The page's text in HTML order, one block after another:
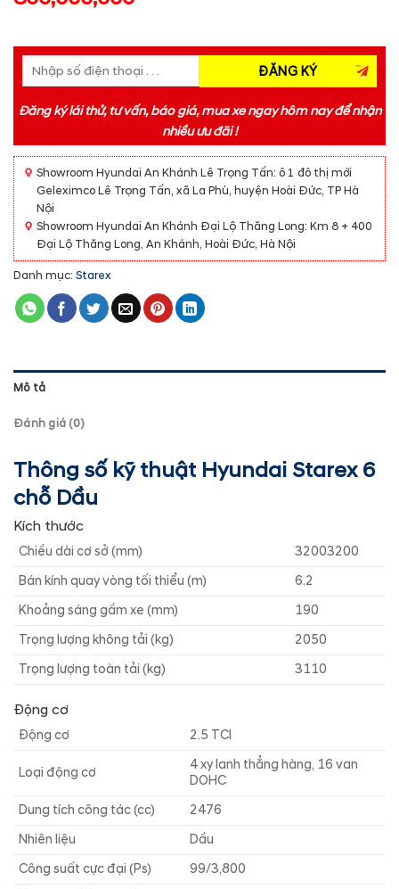
Đăng ký lái thử, tư vấn, báo giá, mua xe ngay hôm nay để nhận
nhiều ưu đãi !
Showroom Hyundai An Khánh Lê Trọng Tấn: ô 1 đô thị mới
Geleximco Lê Trọng Tấn, xã La Phù, huyện Hoài Đức, TP Hà
Nội
Showroom Hyundai An Khánh Đại Lộ Thăng Long: Km 8 + 400
Đại Lộ Thăng Long, An Khánh, Hoài Đức, Hà Nội
Danh mục: Starex
Mô tả
Đánh giá (0)
Thông số kỹ thuật Hyundai Starex 6
chỗ Dầu
Kích thước
Chiều dài cơ sở (mm)
32003200
Bán kính quay vòng tối thiểu (m)
6.2
Khoảng sáng gầm xe (mm)
190
Trọng lượng không tải (kg)
2050
Trọng lượng toàn tải (kg)
3110
Động cơ
Động cơ 2.5 TCI
Loại động cơ
4 xy lanh thẳng hàng, 16 van
DOHC
Dung tích công tác (cc)
2476
Nhiên liệu
Dầu
Công suất cực đại (Ps)
99/3,800